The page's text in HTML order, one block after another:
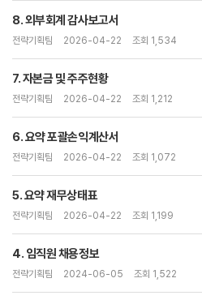
8. 외부회계 감사보고서
전략기획팀 2026-04-22 조회 1,534
7. 자본금 및 주주현황
전략기획팀 2026-04-22 조회 1,212
6. 요약 포괄손익계산서
전략기획팀 2026-04-22 조회 1,072
5. 요약 재무상태표
전략기획팀 2026-04-22 조회 1,199
4. 임직원 채용정보
전략기획팀 2024-06-05 조회 1,522